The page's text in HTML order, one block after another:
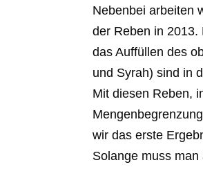
Nebenbei arbeiten
der Reben in
das Auffüllen des
und Syrah) sind in
Mit diesen Reben,
wir das erste
Solange muss